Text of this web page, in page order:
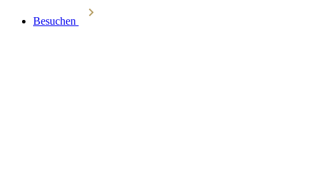
Besuchen